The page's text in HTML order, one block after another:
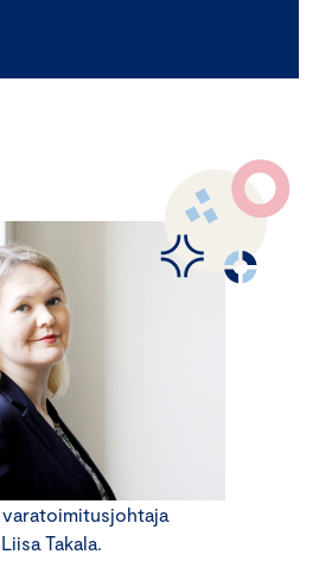
varatoimitusjohtaja
Takala.